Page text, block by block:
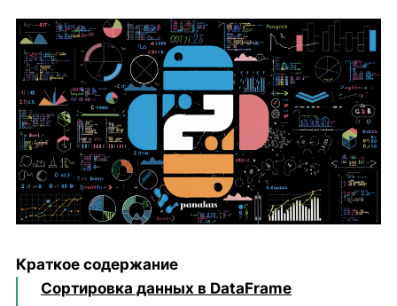
Краткое содержание
Сортировка данных в DataFrame